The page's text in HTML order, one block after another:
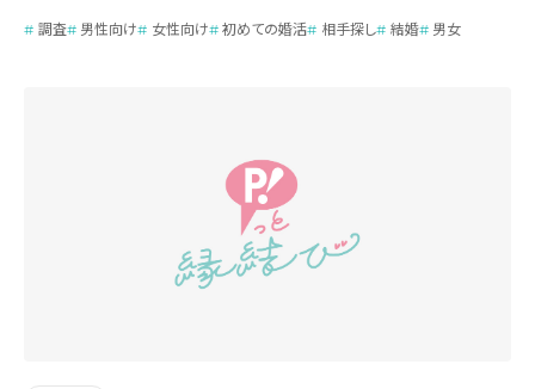
調査 男性向け 女性向け 初めての婚活 相手探し 結婚 男女